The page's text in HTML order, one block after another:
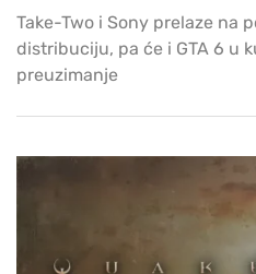
Take-Two i Sony prelaze na
distribuciju, pa će i GTA 6 u
preuzimanje